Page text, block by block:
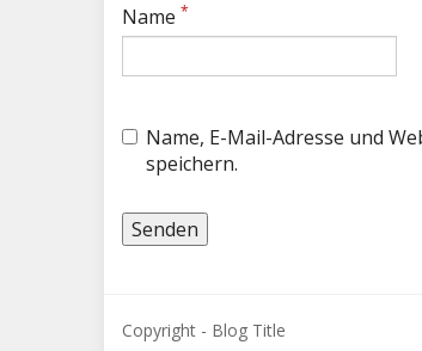
Name *
Name, E-Mail-Adresse und
speichern.
Copyright - Blog Title